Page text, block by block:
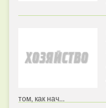
том, как нач...